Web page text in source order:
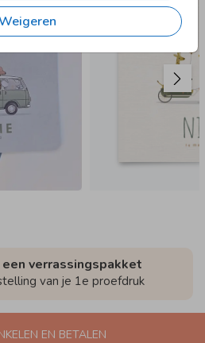
verrassingspakket
van je 1e proefdruk
EN BETALEN